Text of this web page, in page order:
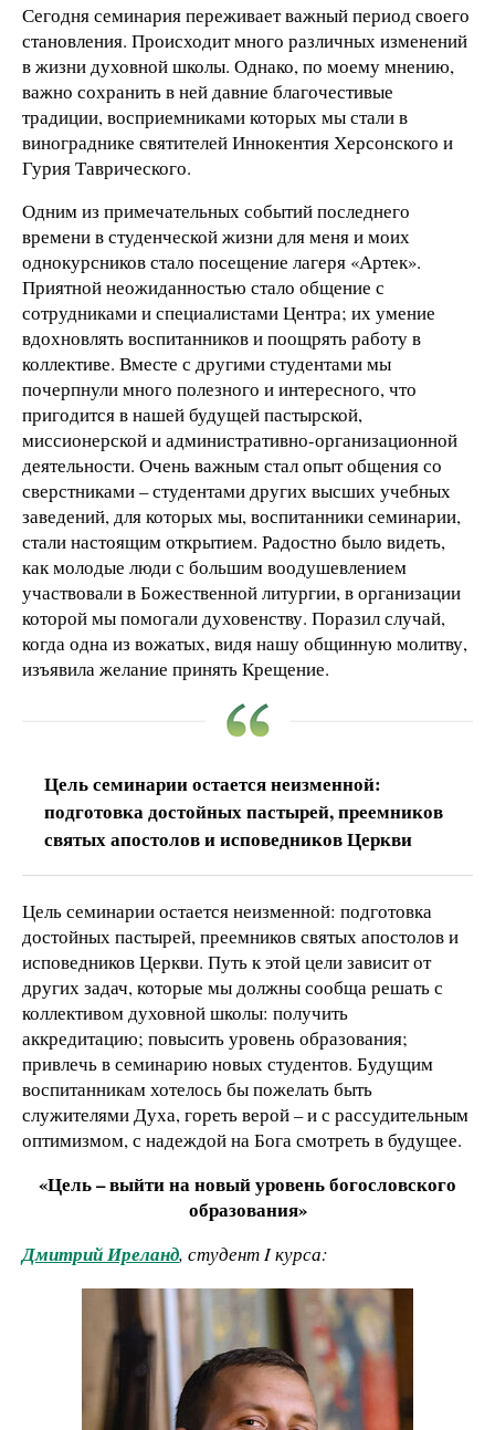
Сегодня семинария переживает важный период своего
становления. Происходит много различных изменений
в жизни духовной школы. Однако, по моему мнению,
важно сохранить в ней давние благочестивые
традиции, восприемниками которых мы стали в
винограднике святителей Иннокентия Херсонского и
Гурия Таврического.
Одним из примечательных событий последнего
времени в студенческой жизни для меня и моих
однокурсников стало посещение лагеря «Артек».
Приятной неожиданностью стало общение с
сотрудниками и специалистами Центра; их умение
вдохновлять воспитанников и поощрять работу в
коллективе. Вместе с другими студентами мы
почерпнули много полезного и интересного, что
пригодится в нашей будущей пастырской,
миссионерской и административно-организационной
деятельности. Очень важным стал опыт общения со
сверстниками – студентами других высших учебных
заведений, для которых мы, воспитанники семинарии,
стали настоящим открытием. Радостно было видеть,
как молодые люди с большим воодушевлением
участвовали в Божественной литургии, в организации
которой мы помогали духовенству. Поразил случай,
когда одна из вожатых, видя нашу общинную молитву,
изъявила желание принять Крещение.
Цель семинарии остается неизменной:
подготовка достойных пастырей, преемников
святых апостолов и исповедников Церкви
Цель семинарии остается неизменной: подготовка
достойных пастырей, преемников святых апостолов и
исповедников Церкви. Путь к этой цели зависит от
других задач, которые мы должны сообща решать с
коллективом духовной школы: получить
аккредитацию; повысить уровень образования;
привлечь в семинарию новых студентов. Будущим
воспитанникам хотелось бы пожелать быть
служителями Духа, гореть верой – и с рассудительным
оптимизмом, с надеждой на Бога смотреть в будущее.
«Цель – выйти на новый уровень богословского
образования»
Дмитрий Иреланд, студент I курса: